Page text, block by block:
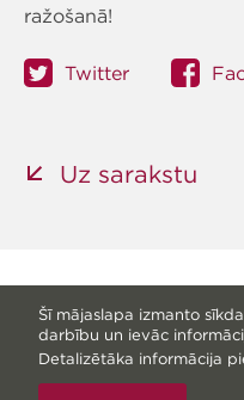
Šī mājaslapa izmanto
darbību un ievāc
Detalizētāka informācija
ražošanā!
Twitter
Uz sarakstu
Visas tiesības
— Mājaslapa no
Sitemap